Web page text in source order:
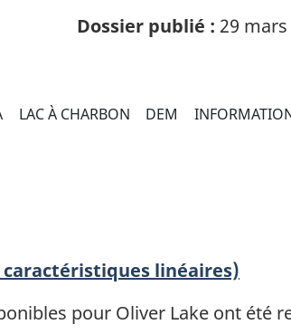
Dossier publié : 29 mars
LAC À CHARBON DEM
linéaires)
pour Oliver Lake ont été